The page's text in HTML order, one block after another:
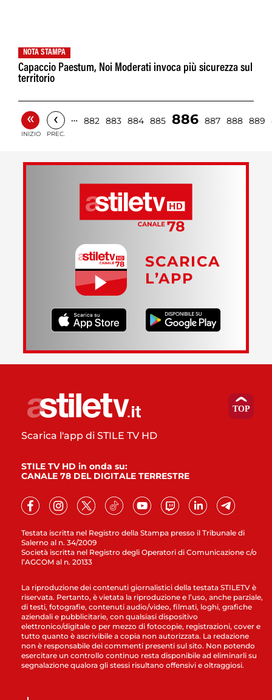
NOTA STAMPA
Capaccio Paestum, Noi Moderati invoca più sicurezza sul
territorio
«
INIZIO
‹
PREC.
… 882 883 884 885 886 887 888 889
SCARICA
L’APP
Testata iscritta nel Registro della Stampa presso il Tribunale di
Salerno al n. 34/2009
Società iscritta nel Registro degli Operatori di Comunicazione c/o
l’AGCOM al n. 20133
Scarica l'app di STILE TV HD
STILE TV HD in onda su:
CANALE 78 DEL DIGITALE TERRESTRE
La riproduzione dei contenuti giornalistici della testata STILETV è
riservata. Pertanto, è vietata la riproduzione e l’uso, anche parziale,
di testi, fotografie, contenuti audio/video, filmati, loghi, grafiche
aziendali e pubblicitarie, con qualsiasi dispositivo
elettronico/digitale o per mezzo di fotocopie, registrazioni, cover e
tutto quanto è ascrivibile a copia non autorizzata. La redazione
non è responsabile dei commenti presenti sul sito. Non potendo
esercitare un controllo continuo resta disponibile ad eliminarli su
segnalazione qualora gli stessi risultano offensivi e oltraggiosi.